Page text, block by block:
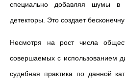
специально добавляя шумы в
детекторы. Это создает
Несмотря на рост числа
совершаемых с использованием
судебная практика по данной